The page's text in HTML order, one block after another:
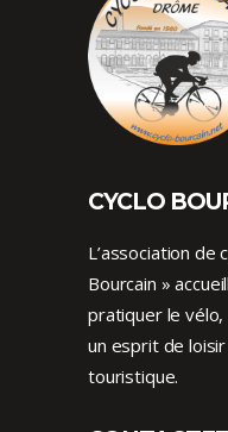
CYCLO
L’association de
Bourcain »
pratiquer le vélo,
un esprit de
touristique.